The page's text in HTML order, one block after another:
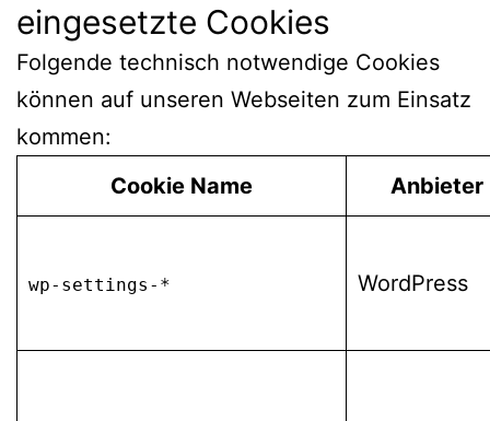
eingesetzte Cookies
Folgende technisch notwendige Cookies
können auf unseren Webseiten zum Einsatz
kommen:
Cookie Name
Anbieter
wp-settings-* WordPress